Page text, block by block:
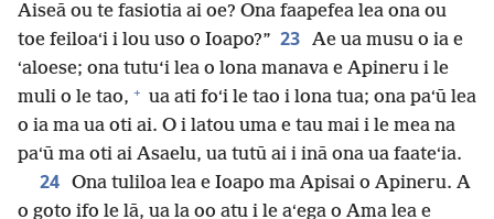
Aiseā ou te fasiotia ai oe? Ona faapefea lea ona ou
toe feiloaʻi i lou uso o Ioapo?” 23 Ae ua musu o ia e
ʻaloese; ona tutu‘i lea o lona manava e Apineru i le
muli o le tao, + ua ati foʻi le tao i lona tua; ona paʻū lea
o ia ma ua oti ai. O i latou uma e tau mai i le mea na
paʻū ma oti ai Asaelu, ua tutū ai i inā ona ua faateʻia.
24 Ona tuliloa lea e Ioapo ma Apisai o Apineru. A
o goto ifo le lā, ua la oo atu i le aʻega o Ama lea e